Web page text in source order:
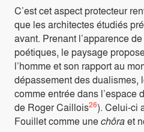
C’est cet aspect protecteur
que les architectes étudiés
avant. Prenant l’apparence
poétiques, le paysage
l’homme et son rapport au
dépassement des dualismes,
comme entrée dans l’espace
de Roger Caillois26). Celui-ci
Fouillet comme unechôraet